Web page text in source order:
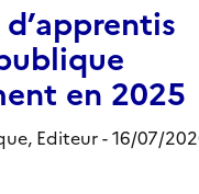
en 2025
Editeur- 16/07/